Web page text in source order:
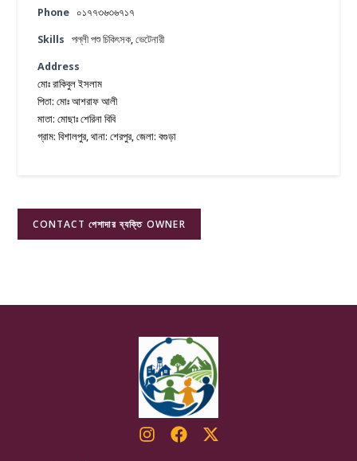
Phone ০১৭৭৩৬৩৬৭১৭
Skills
পল্লী পশু চিকিৎসক,ভেটেনারী
Address
মোঃ রাকিবুল ইসলাম
পিতা: মোঃ আশরাফ আলী
মাতা: মোছাঃ শেরিনা বিবি
গ্রাম: বিশালপুর, থানা: শেরপুর, জেলা: বগুড়া
CONTACT পেশাদার ব্যক্তি OWNER